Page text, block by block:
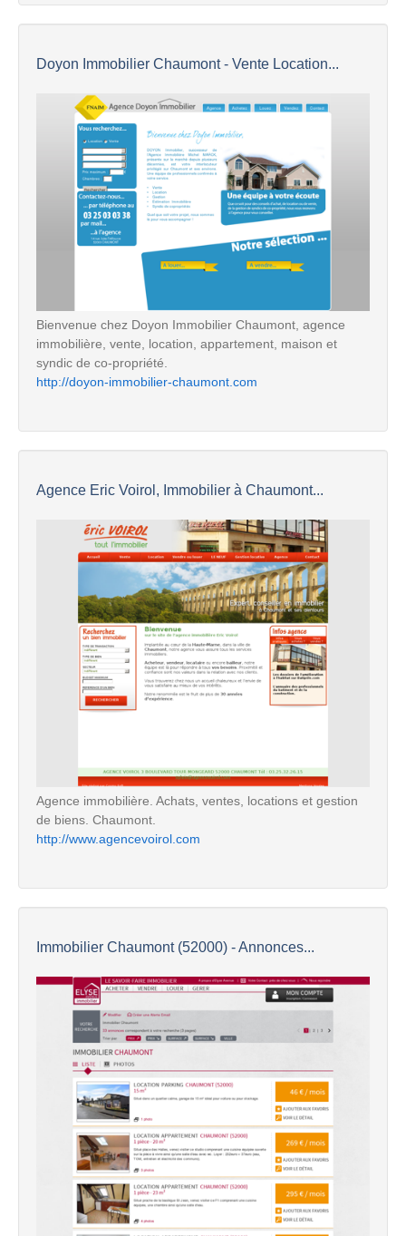
Doyon Immobilier Chaumont - Vente Location...
Bienvenue chez Doyon Immobilier Chaumont, agence
immobilière, vente, location, appartement, maison et
syndic de co-propriété.
http://doyon-immobilier-chaumont.com
Agence Eric Voirol, Immobilier à Chaumont...
Agence immobilière. Achats, ventes, locations et gestion
de biens. Chaumont.
http://www.agencevoirol.com
Immobilier Chaumont (52000) - Annonces...